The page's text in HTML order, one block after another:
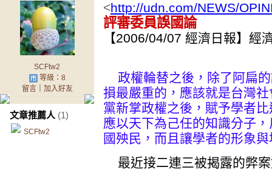
SCFtw2
等級：8
留言｜ 加入好友
文章推薦人 (1)
SCFtw2
<http://udn.com/NEWS/
評審委員誤國論
【2006/04/07 經濟日報】經
政權輪替之後，除了阿扁
損最嚴重的，應該就是台灣
黨新掌政權之後，賦予學者
應以天下為己任的知識分子
國殃民，而且讓學者的形象
最近接二連三被揭露的弊